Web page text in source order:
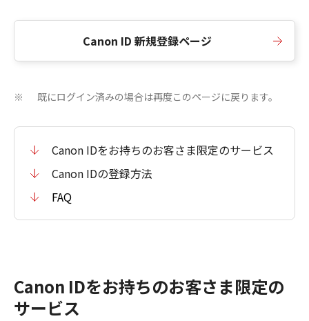
Canon ID 新規登録ページ
※ 既にログイン済みの場合は再度このページに戻ります。
Canon IDをお持ちのお客さま限定のサービス
Canon IDの登録方法
FAQ
Canon IDをお持ちのお客さま限定の
サービス